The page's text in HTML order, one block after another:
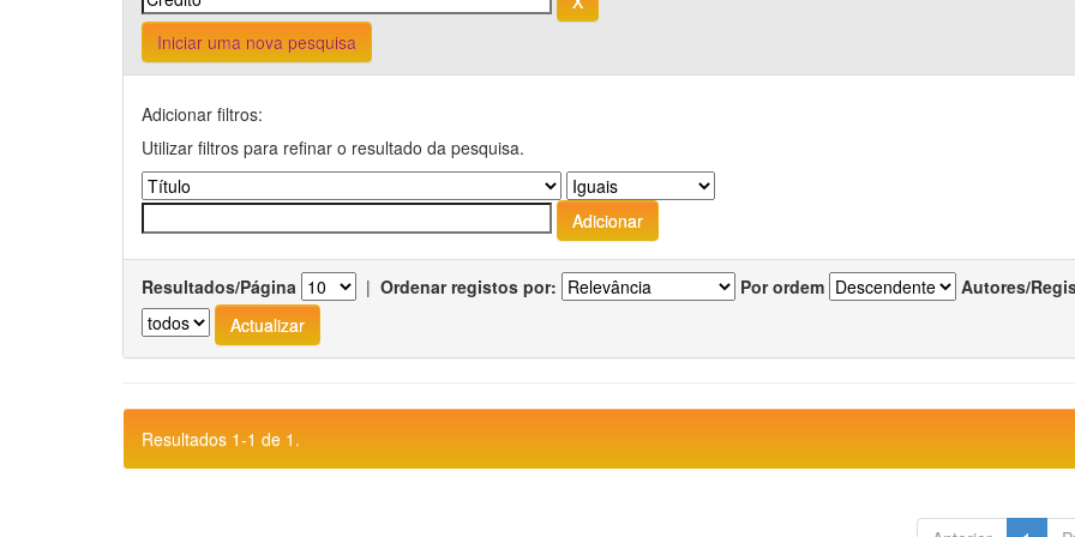
Iniciar uma nova pesquisa
Adicionar filtros:
Utilizar filtros para refinar o resultado da pesquisa.
Resultados/Página | Ordenar registos por: Por ordem Autores/
Resultados 1-1 de 1.